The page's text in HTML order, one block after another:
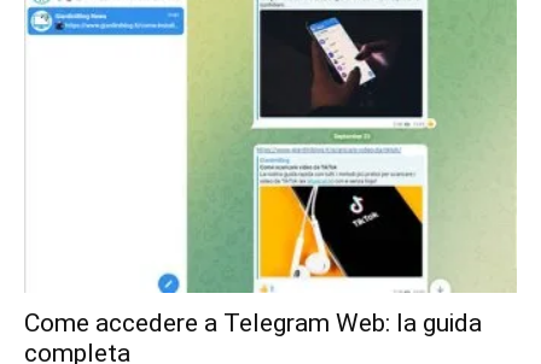
Come accedere a Telegram Web: la guida
completa